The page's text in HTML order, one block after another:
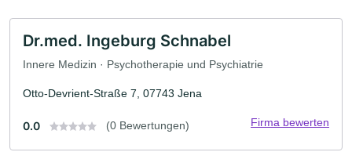
Dr.med. Ingeburg Schnabel
Innere Medizin · Psychotherapie und Psychiatrie
Otto-Devrient-Straße 7, 07743 Jena
0.0 (0 Bewertungen) Firma bewerten